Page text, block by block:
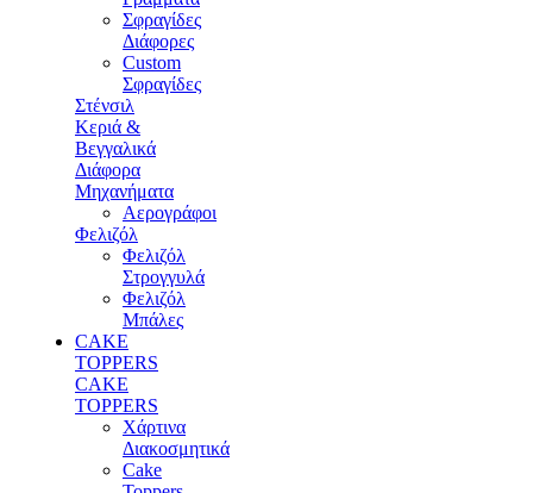
Σφραγίδες
Διάφορες
Custom
Σφραγίδες
Στένσιλ
Κεριά &
Βεγγαλικά
Διάφορα
Μηχανήματα
Αερογράφοι
Φελιζόλ
Φελιζόλ
Στρογγυλά
Φελιζόλ
Μπάλες
CAKE
TOPPERS
CAKE
TOPPERS
Χάρτινα
Διακοσμητικά
Cake